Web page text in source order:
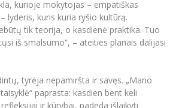
kurioje mokytojas – empatiškas
lyderis, kuris kuria ryšio kultūrą.
tik teorija, o kasdienė praktika. Tuo
iš smalsumo“, – ateities planais dalijasi
tyrėja nepamiršta ir savęs. „Mano
paprasta: kasdien bent keli
ir kūrybai, padeda išlaikyti